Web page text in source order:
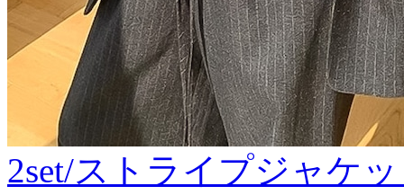
2set/ストライプジャケ